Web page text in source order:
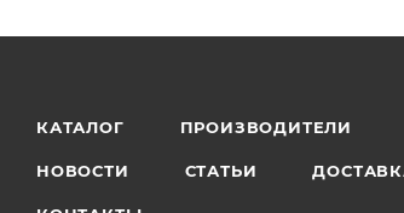
КАТАЛОГ ПРОИЗВОДИТЕЛИ
НОВОСТИ СТАТЬИ